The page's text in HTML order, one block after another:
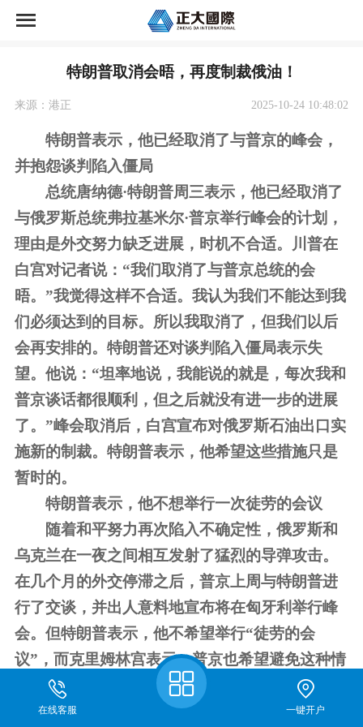
正大国际期货荣誉
资讯中心
市场交易
关于公司
特朗普取消会晤，再度制裁俄油！
来源：港正 2025-10-24 10:48:02
特朗普表示，他已经取消了与普京的峰会，
并抱怨谈判陷入僵局
总统唐纳德·特朗普周三表示，他已经取消了
与俄罗斯总统弗拉基米尔·普京举行峰会的计划，
理由是外交努力缺乏进展，时机不合适。
川普在
白宫对记者说：“我们取消了与普京总统的会
晤。”我觉得这样不合适。我认为我们不能达到我
们必须达到的目标。所以我取消了，但我们以后
会再安排的。 特朗普还对谈判陷入僵局表示失
望。他说：“坦率地说，我能说的就是，每次我和
普京谈话都很顺利，但之后就没有进一步的进展
了。”峰会取消后，白宫宣布对俄罗斯石油出口实
施新的制裁。特朗普表示，他希望这些措施只是
暂时的。
特朗普表示，他不想举行一次徒劳的会议
随着和平努力再次陷入不确定性，俄罗斯和
乌克兰在一夜之间相互发射了猛烈的导弹攻击。
在几个月的外交停滞之后，普京上周与特朗普进
行了交谈，并出人意料地宣布将在匈牙利举行峰
会。但特朗普表示，他不希望举行“徒劳的会
议”，而克里姆林宫表示，普京也希望避免这种情
北约秘书长马克·吕特在周三与特朗普会面之
前表示，他“非常有信心”最终能达成一项结束冲
在线客服 一键开户